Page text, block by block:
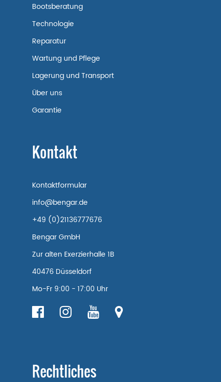
Bootsberatung
Technologie
Reparatur
Wartung und Pflege
Lagerung und Transport
Über uns
Garantie
Kontakt
Kontaktformular
info@bengar.de
+49 (0)21136777676
Bengar GmbH
Zur alten Exerzierhalle 1B
40476 Düsseldorf
Mo-Fr 9:00 - 17:00 Uhr
Rechtliches